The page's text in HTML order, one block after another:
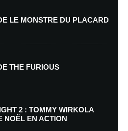
LE MONSTRE DU PLACARD
THE FURIOUS
2 : TOMMY WIRKOLA
NOËL EN ACTION